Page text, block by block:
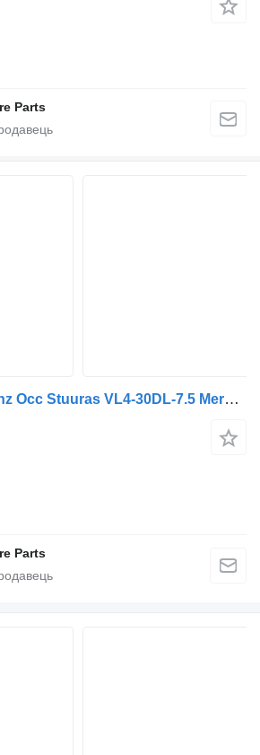
Parts
Вісь Mercedes-Benz Occ Stuuras VL4-30DL-7.5 Mercedes SK1733 739045 до вантажівки
Parts